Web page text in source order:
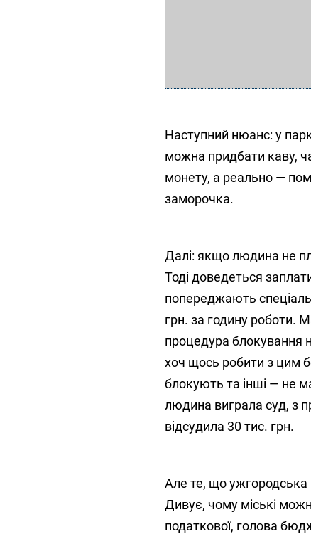
Наступний нюанс: у
можна придбати каву,
монету, а реально —
заморочка.
Далі: якщо людина не
Тоді доведеться
попереджають
грн. за годину роботи.
процедура блокування
хоч щось робити з цим
блокують та інші — не
людина виграла суд, з
відсудила 30 тис. грн.
Але те, що
Дивує, чому міські
податкової, голова